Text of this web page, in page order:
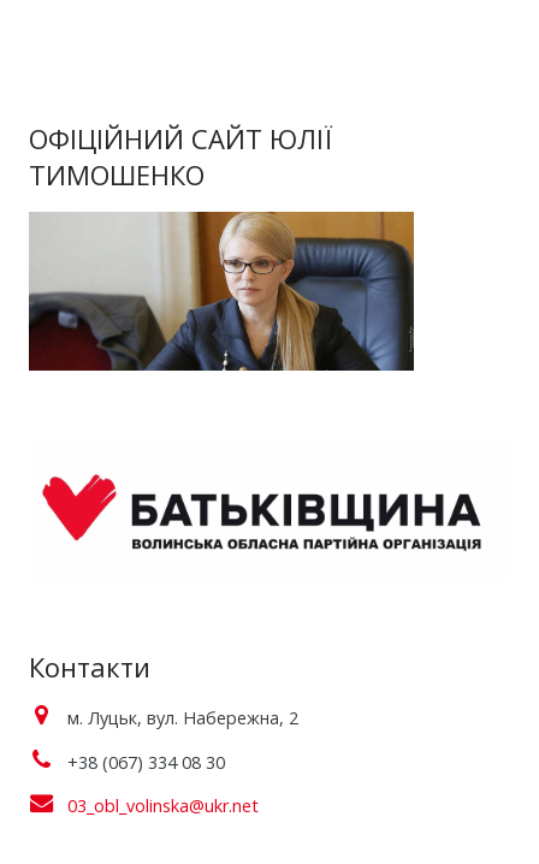
ОФІЦІЙНИЙ САЙТ ЮЛІЇ
ТИМОШЕНКО
Контакти
м. Луцьк, вул. Набережна, 2
+38 (067) 334 08 30
03_obl_volinska@ukr.net